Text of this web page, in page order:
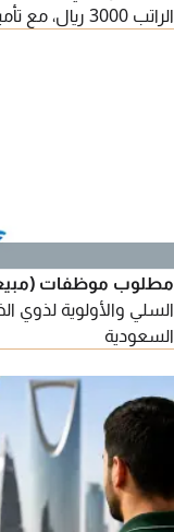
الراتب 3000 ريال، مع تأمين صحي وتأمين اجتماعي
مطلوب موظفات
السلي والأولوية لذوي
السعودية